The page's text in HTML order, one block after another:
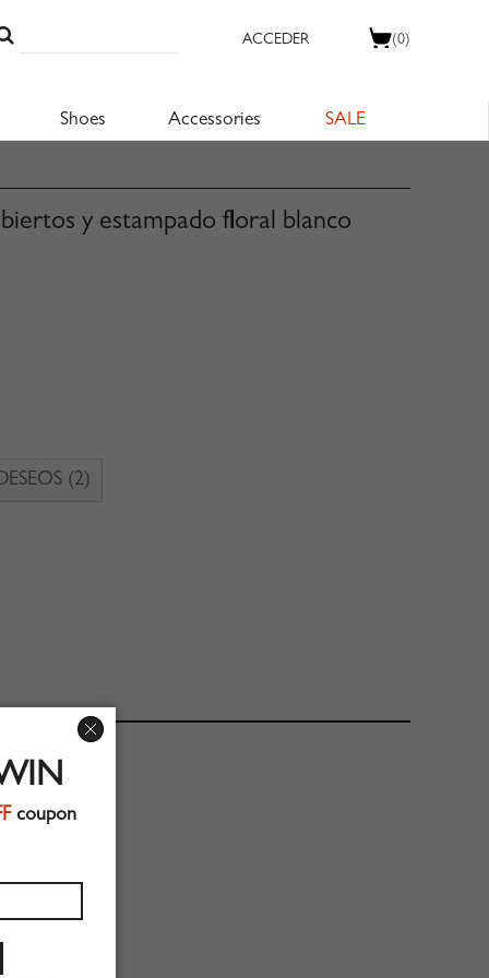
(0)
ACCEDER
Shoes Accessories SALE
y estampado floral blanco
(2)
coupon